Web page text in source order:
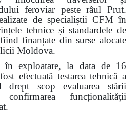
feroviar peste râul Prut.
de specialiștii CFM în
tehnice și standardele de
finanțate din surse alocate
Moldova.
în exploatare, la data de 16
efectuată testarea tehnică a
drept scop evaluarea stării
funcționalității